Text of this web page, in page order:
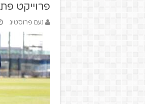
פרוייקט
נעם פרוסטיג